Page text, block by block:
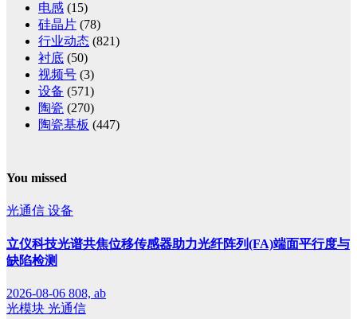
电感 (15)
硅晶片 (78)
行业动态 (821)
衬底 (50)
视频号 (3)
设备 (571)
陶瓷 (270)
陶瓷基板 (447)
You missed
光通信 设备
立仪科技光谱共焦位移传感器助力光纤阵列(FA)端面平行度与
缺陷检测
2026-08-06 808, ab
光模块 光通信